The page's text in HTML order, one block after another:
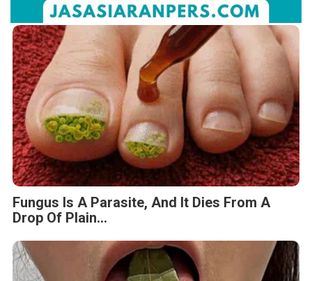
Fungus Is A Parasite, And It Dies From A
Drop Of Plain...